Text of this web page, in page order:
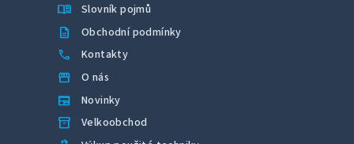
menu_book Slovník pojmů
description Obchodní podmínky
call Kontakty
storefront O nás
newspaper Novinky
inventory_2 Velkoobchod